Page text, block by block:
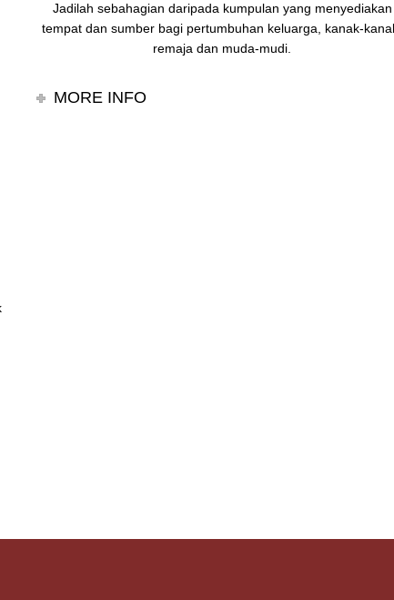
Jadilah sebahagian daripada kumpulan yang menyediakan
tempat dan sumber bagi pertumbuhan keluarga, kanak-
remaja dan muda-mudi.
MORE INFO